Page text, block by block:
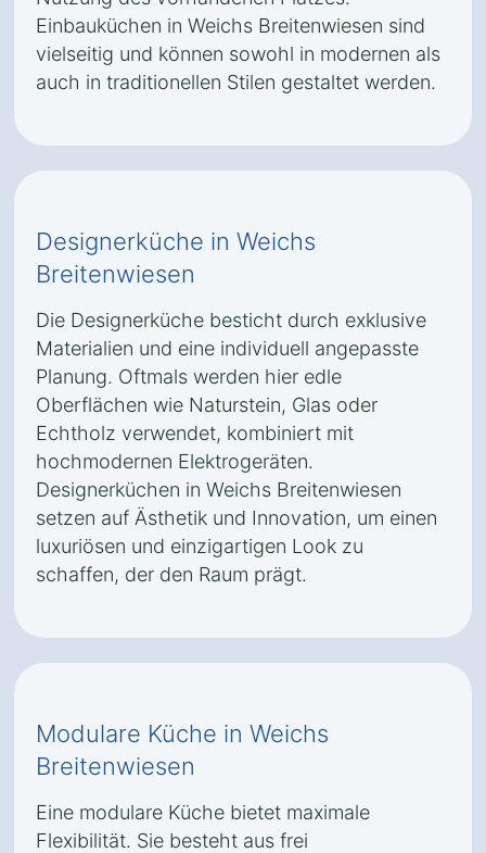
Einbauküchen in Weichs Breitenwiesen sind
vielseitig und können sowohl in modernen als
auch in traditionellen Stilen gestaltet werden.
Designerküche in Weichs
Breitenwiesen
Die Designerküche besticht durch exklusive
Materialien und eine individuell angepasste
Planung. Oftmals werden hier edle
Oberflächen wie Naturstein, Glas oder
Echtholz verwendet, kombiniert mit
hochmodernen Elektrogeräten.
Designerküchen in Weichs Breitenwiesen
setzen auf Ästhetik und Innovation, um einen
luxuriösen und einzigartigen Look zu
schaffen, der den Raum prägt.
Modulare Küche in Weichs
Breitenwiesen
Eine modulare Küche bietet maximale
Flexibilität. Sie besteht aus frei